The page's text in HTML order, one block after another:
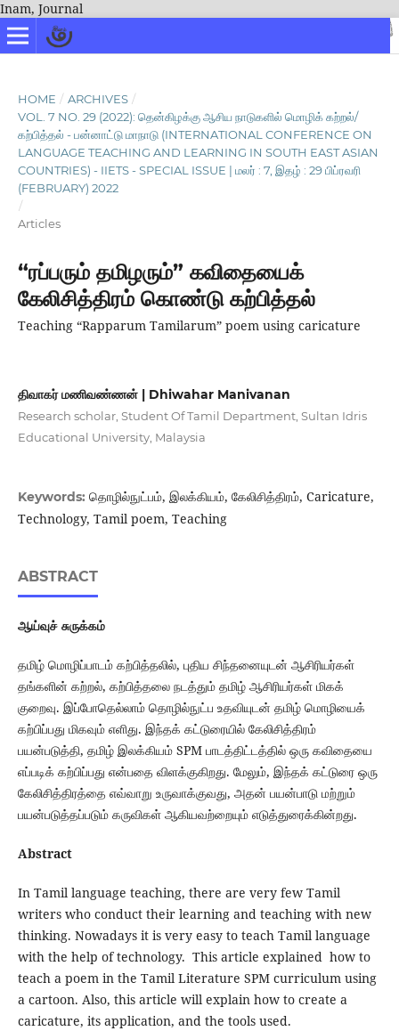
Inam, Journal
HOME / ARCHIVES /
VOL. 7 NO. 29 (2022): தென்கிழக்கு ஆசிய நாடுகளில் மொழிக் கற்றல்/
கற்பித்தல் - பன்னாட்டு மாநாடு (INTERNATIONAL CONFERENCE ON
LANGUAGE TEACHING AND LEARNING IN SOUTH EAST ASIAN
COUNTRIES) - IIETS - SPECIAL ISSUE | மலர் : 7, இதழ் : 29 பிப்ரவரி
(FEBRUARY) 2022
/
Articles
“ரப்பரும் தமிழரும்” கவிதையைக்
கேலிசித்திரம் கொண்டு கற்பித்தல்
Teaching “Rapparum Tamilarum” poem using caricature
திவாகர் மணிவண்ணன் | Dhiwahar Manivanan
Research scholar, Student Of Tamil Department, Sultan Idris
Educational University, Malaysia
Keywords: தொழில்நுட்பம், இலக்கியம், கேலிசித்திரம், Caricature,
Technology, Tamil poem, Teaching
ABSTRACT
ஆய்வுச் சுருக்கம்
தமிழ் மொழிப்பாடம் கற்பித்தலில், புதிய சிந்தனையுடன் ஆசிரியர்கள்
தங்களின் கற்றல், கற்பித்தலை நடத்தும் தமிழ் ஆசிரியர்கள் மிகக்
குறைவு. இப்போதெல்லாம் தொழில்நுட்ப உதவியுடன் தமிழ் மொழியைக்
கற்பிப்பது மிகவும் எளிது. இந்தக் கட்டுரையில் கேலிசித்திரம்
பயன்படுத்தி, தமிழ் இலக்கியம் SPM பாடத்திட்டத்தில் ஒரு கவிதையை
எப்படிக் கற்பிப்பது என்பதை விளக்குகிறது. மேலும், இந்தக் கட்டுரை ஒரு
கேலிசித்திரத்தை எவ்வாறு உருவாக்குவது, அதன் பயன்பாடு மற்றும்
பயன்படுத்தப்படும் கருவிகள் ஆகியவற்றையும் எடுத்துரைக்கின்றது.
Abstract
In Tamil language teaching, there are very few Tamil
writers who conduct their learning and teaching with new
thinking. Nowadays it is very easy to teach Tamil language
with the help of technology. This article explained how to
teach a poem in the Tamil Literature SPM curriculum using
a cartoon. Also, this article will explain how to create a
caricature, its application, and the tools used.